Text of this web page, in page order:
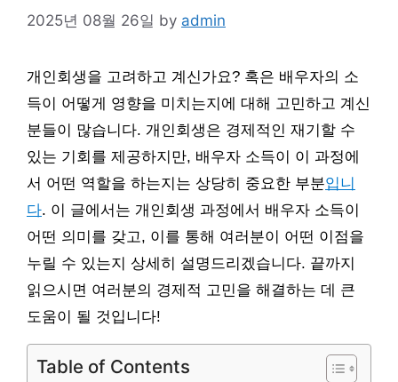
2025년 08월 26일 by admin
개인회생을 고려하고 계신가요? 혹은 배우자의 소
득이 어떻게 영향을 미치는지에 대해 고민하고 계신
분들이 많습니다. 개인회생은 경제적인 재기할 수
있는 기회를 제공하지만, 배우자 소득이 이 과정에
서 어떤 역할을 하는지는 상당히 중요한 부분입니
다. 이 글에서는 개인회생 과정에서 배우자 소득이
어떤 의미를 갖고, 이를 통해 여러분이 어떤 이점을
누릴 수 있는지 상세히 설명드리겠습니다. 끝까지
읽으시면 여러분의 경제적 고민을 해결하는 데 큰
도움이 될 것입니다!
Table of Contents